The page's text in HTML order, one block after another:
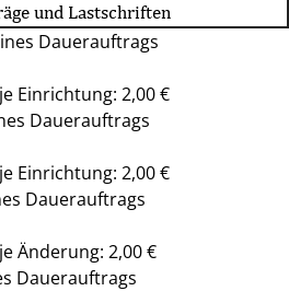
und Lastschriften
Dauerauftrags
Einrichtung: 2,00 €
Dauerauftrags
Einrichtung: 2,00 €
Dauerauftrags
Änderung: 2,00 €
Dauerauftrags